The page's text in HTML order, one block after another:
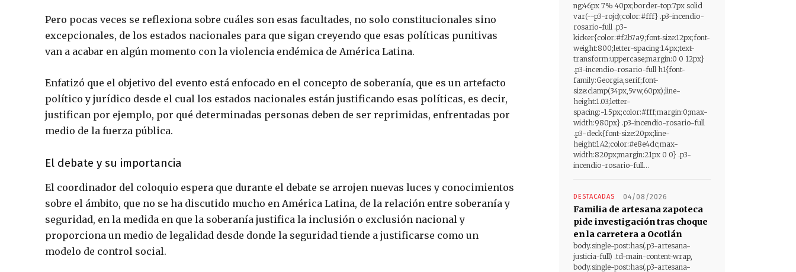
Pero pocas veces se reflexiona sobre cuáles son esas facultades, no solo constitucionales sino
excepcionales, de los estados nacionales para que sigan creyendo que esas políticas punitivas
van a acabar en algún momento con la violencia endémica de América Latina.
Enfatizó que el objetivo del evento está enfocado en el concepto de soberanía, que es un artefacto
político y jurídico desde el cual los estados nacionales están justificando esas políticas, es decir,
justifican por ejemplo, por qué determinadas personas deben de ser reprimidas, enfrentadas por
medio de la fuerza pública.
El debate y su importancia
El coordinador del coloquio espera que durante el debate se arrojen nuevas luces y conocimientos
sobre el ámbito, que no se ha discutido mucho en América Latina, de la relación entre soberanía y
seguridad, en la medida en que la soberanía justifica la inclusión o exclusión nacional y
proporciona un medio de legalidad desde donde la seguridad tiende a justificarse como un
modelo de control social.
ng:46px 7% 40px;border-top:7px solid
var(--p3-rojo);color:#fff} .p3-incendio-
rosario-full .p3-
kicker{color:#f2b7a9;font-size:12px;font-
weight:800;letter-spacing:1.4px;text-
transform:uppercase;margin:0 0 12px}
.p3-incendio-rosario-full h1{font-
family:Georgia,serif;font-
size:clamp(34px,5vw,60px);line-
height:1.03;letter-
spacing:-1.5px;color:#fff;margin:0;max-
width:980px} .p3-incendio-rosario-full
.p3-deck{font-size:20px;line-
height:1.42;color:#e8e4dc;max-
width:820px;margin:21px 0 0} .p3-
incendio-rosario-full...
DESTACADAS 04/08/2026
Familia de artesana zapoteca
pide investigación tras choque
en la carretera a Ocotlán
body.single-post:has(.p3-artesana-
justicia-full) .td-main-content-wrap,
body.single-post:has(.p3-artesana-